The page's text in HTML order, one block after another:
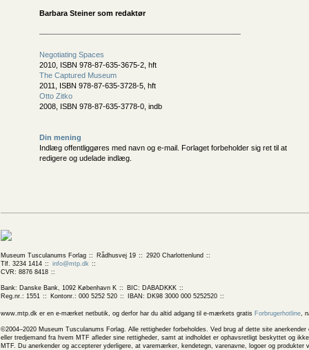
Barbara Steiner som redaktør
Negotiating Spaces
2010, ISBN 978-87-635-3675-2, hft
The Captured Museum
2011, ISBN 978-87-635-3728-5, hft
Otto Zitko
2008, ISBN 978-87-635-3778-0, indb
Din mening
Indlæg offentliggøres med navn og e-mail. Forlaget forbeholder sig ret til at
redigere og udelade indlæg.
Museum Tusculanums Forlag Rådhusvej 19
2920 Charlottenlund
Tlf. 3234 1414
info@mtp.dk
CVR: 8876 8418
Bank: Danske Bank, 1092 København K
BIC: DABADKKK
Reg.nr.: 1551
Kontonr.: 000 5252 520 IBAN: DK98 3000 000 5252520
www.mtp.dk er en e-mærket netbutik, og derfor har du altid adgang til e-mærkets gratis Forbrugerhotline,
©2004–2020 Museum Tusculanums Forlag. Alle rettigheder forbeholdes. Ved brug af dette site
eller tredjemand fra hvem MTF afleder sine rettigheder, samt at indholdet er ophavsretligt beskyttet og
MTF. Du anerkender og accepterer yderligere, at varemærker, kendetegn, varenavne, logoer og